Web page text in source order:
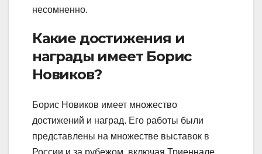
несомненно.
Какие достижения и
награды имеет Борис
Новиков?
Борис Новиков имеет множество
достижений и наград. Его работы были
представлены на множестве выставок в
России и за рубежом, включая Триеннале